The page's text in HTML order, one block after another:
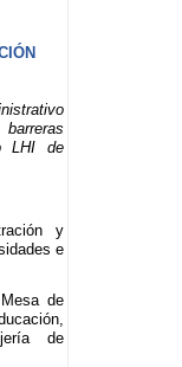
LHI de
y
e
de
de